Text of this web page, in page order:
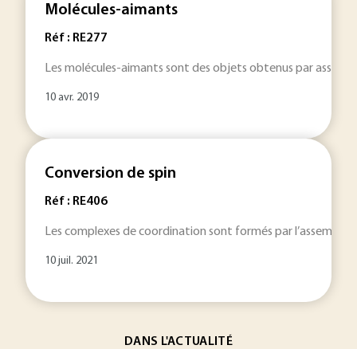
Molécules-aimants
Réf : RE277
Les molécules-aimants sont des objets obtenus par
10 avr. 2019
Conversion de spin
Réf : RE406
Les complexes de coordination sont formés par
10 juil. 2021
DANS L'ACTUALITÉ